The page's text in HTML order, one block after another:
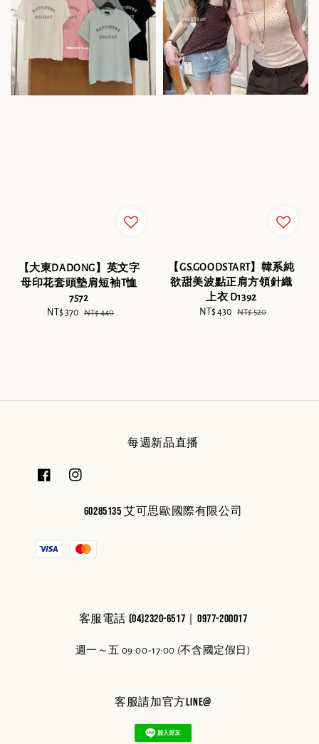
【大東DADONG】英文字
母印花套頭墊肩短袖T恤
7572
Sale
NT$ 370 Regular
NT$ 440
【GS.GOODSTART】韓系純
欲甜美波點正肩方領針織
上衣 D1392
Sale
NT$ 430 Regular
NT$ 520
每週新品直播
60285135 艾可思歐國際有限公司
客服電話 (04)2320-6517｜0977-200017
週一～五 09:00-17:00 (不含國定假日)
客服請加官方line@